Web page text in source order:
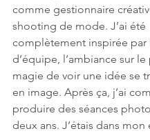
comme gestionnaire
shooting de mode. J’ai été
complètement inspirée par
d’équipe, l’ambiance sur le
magie de voir une idée se
en image. Après ça, j’ai
produire des séances
deux ans. J’étais dans mon